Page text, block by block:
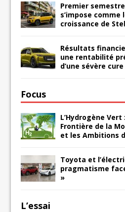
Premier semestre
s’impose comme
croissance de
Résultats
une rentabilité
d’une sévère
Focus
L’Hydrogène
Frontière de la
et les Ambitions
Toyota et
pragmatisme
»
L’essai